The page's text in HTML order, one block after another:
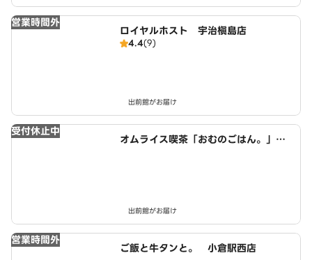
営業時間外
ロイヤルホスト 宇治槇島店
4.4(9)
出前館がお届け
受付休止中
オムライス喫茶「おむのごはん。」
出前館がお届け
営業時間外
ご飯と牛タンと。 小倉駅西店